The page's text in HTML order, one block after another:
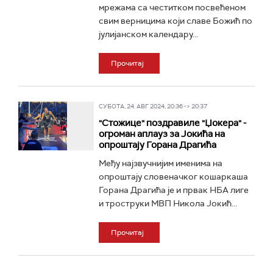
мрежама са честитком посвећеном
свим верницима који славе Божић по
јулијанском календару...
Прочитај
СУБОТА, 24. АВГ 2024, 20:36 -> 20:37
"Стожице" поздравиле "Џокера" -
огроман аплауз за Јокића на
опроштају Горана Драгића
Међу најзвучнијим именима на
опроштају словеначког кошаркаша
Горана Драгића је и првак НБА лиге
и троструки МВП Никола Јокић...
Прочитај